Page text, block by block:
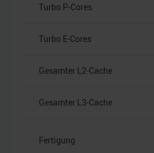
Turbo P-Cores
Turbo E-Cores
Gesamter L2-Cache
Gesamter L3-Cache
Fertigung